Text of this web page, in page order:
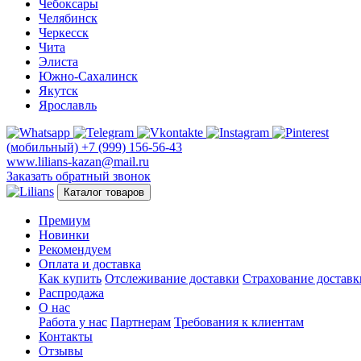
Чебоксары
Челябинск
Черкесск
Чита
Элиста
Южно-Сахалинск
Якутск
Ярославль
(мобильный) +7 (999) 156-56-43
www.lilians-kazan@mail.ru
Заказать обратный звонок
Каталог товаров
Премиум
Новинки
Рекомендуем
Оплата и доставка
Как купить Отслеживание доставки Страхование
Распродажа
О нас
Работа у нас Партнерам Требования к клиентам
Контакты
Отзывы